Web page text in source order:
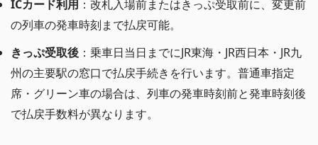
ICカード利用 ：改札入場前またはきっぷ受取前に、変更前
の列車の発車時刻まで払戻可能。
きっぷ受取後 ：乗車日当日までにJR東海・JR西日本・JR九
州の主要駅の窓口で払戻手続きを行います。普通車指定
席・グリーン車の場合は、列車の発車時刻前と発車時刻後
で払戻手数料が異なります。